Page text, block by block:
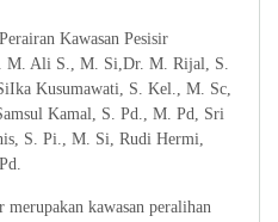
Kawasan Pesisir
M. Ali S., M. Si,Dr. M. Rijal, S.
Kusumawati, S. Kel., M. Sc,
Kamal, S. Pd., M. Pd, Sri
S. Pi., M. Si, Rudi Hermi,
kawasan peralihan